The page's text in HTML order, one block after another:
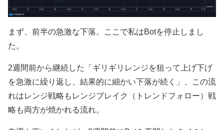
まず、前半の急激な下落。ここで私はBotを停止しまし
た。
2週間前から継続した「ギリギリレンジを狙って上げ下げ
を急激に繰り返し、結果的に細かい下落が続く」、この流
れはレンジ戦略もレンジブレイク（トレンドフォロー）戦
略も両方が焼かれる流れ。